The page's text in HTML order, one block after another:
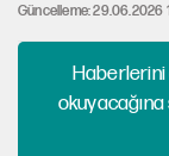
Güncelleme: 29.06.2026
Haberlerini